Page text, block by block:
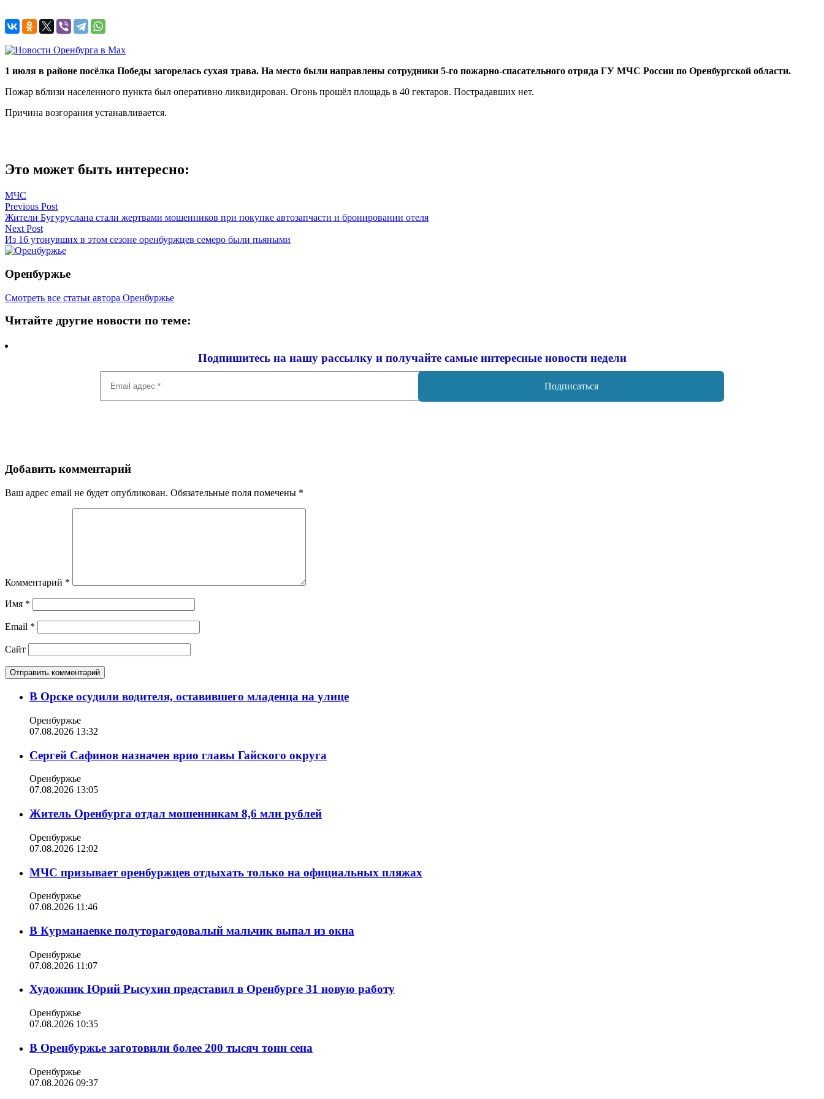
1 июля в районе посёлка Победы загорелась сухая трава. На место были направлены сотрудники 5-го пожарно-спасательного отряда ГУ МЧС России по Оренбургской области.
Пожар вблизи населенного пункта был оперативно ликвидирован. Огонь прошёл площадь в 40 гектаров. Пострадавших нет.
Причина возгорания устанавливается.
Это может быть интересно:
МЧС
Навигация
по
записям
Previous Post
Жители Бугуруслана стали жертвами мошенников при покупке автозапчасти и бронировании отеля
Next Post
Из 16 утонувших в этом сезоне оренбуржцев семеро были пьяными
Оренбуржье
Смотреть все статьи автора Оренбуржье
Читайте другие новости по теме:
Подпишитесь на нашу рассылку и получайте самые интересные новости недели
адрес
*
Добавить комментарий
Ваш адрес email не будет опубликован. Обязательные поля помечены *
Комментарий *
Имя *
Email *
Сайт
В Орске осудили водителя, оставившего младенца на улице
Оренбуржье
07.08.2026 13:32
Сергей Сафинов назначен врио главы Гайского округа
Оренбуржье
07.08.2026 13:05
Житель Оренбурга отдал мошенникам 8,6 млн рублей
Оренбуржье
07.08.2026 12:02
МЧС призывает оренбуржцев отдыхать только на официальных пляжах
Оренбуржье
07.08.2026 11:46
В Курманаевке полуторагодовалый мальчик выпал из окна
Оренбуржье
07.08.2026 11:07
Художник Юрий Рысухин представил в Оренбурге 31 новую работу
Оренбуржье
07.08.2026 10:35
В Оренбуржье заготовили более 200 тысяч тонн сена
Оренбуржье
07.08.2026 09:37